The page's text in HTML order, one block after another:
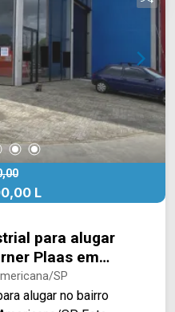
L
para alugar
Plaas em
SP
alugar no bairro